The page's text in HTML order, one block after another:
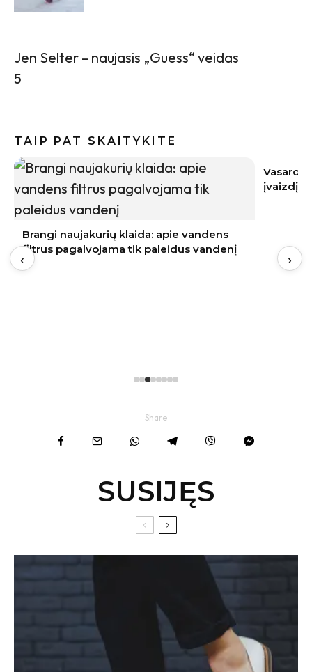
Jen Selter – naujasis „Guess“ veidas
5
TAIP PAT SKAITYKITE
Brangi naujakurių klaida: apie vandens
filtrus pagalvojama tik paleidus vandenį
‹ ›
Share
SUSIJĘS